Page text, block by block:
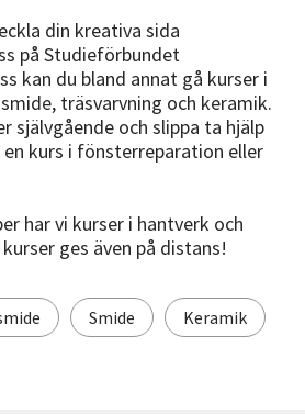
din kreativa sida
på Studieförbundet
kan du bland annat gå kurser i
träsvarvning och keramik.
självgående och slippa ta hjälp
en kurs i fönsterreparation eller
har vi kurser i hantverk och
ges även på distans!
Smide Keramik